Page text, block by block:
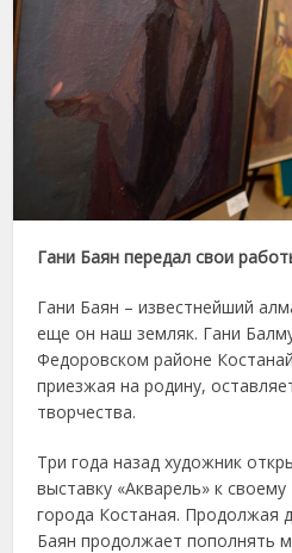
Гани Баян передал свои
Гани Баян – известнейший
еще он наш земляк. Гани
Федоровском районе
приезжая на родину,
творчества.
Три года назад художник
выставку «Акварель» к
города Костаная. Продолжая
Баян продолжает пополнять